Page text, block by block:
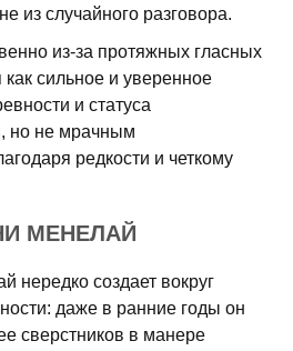
из случайного разговора.
из-за протяжных гласных
сильное и уверенное
и статуса
но не мрачным
редкости и четкому
МЕНЕЛАЙ
нередко создает вокруг
даже в ранние годы он
сверстников в манере